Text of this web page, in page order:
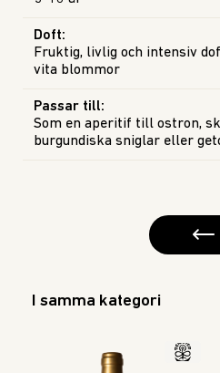
Doft:
Fruktig, livlig och intensiv
vita blommor
Passar till:
Som en aperitif till ostron,
burgundiska sniglar eller
I samma kategori